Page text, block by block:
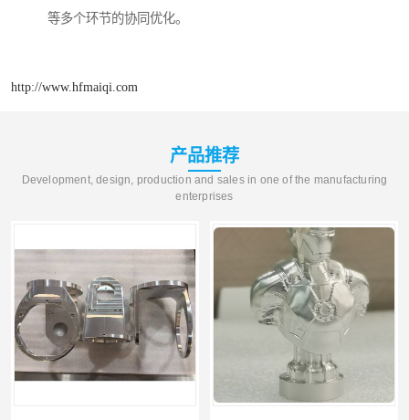
等多个环节的协同优化。
http://www.hfmaiqi.com
产品推荐
Development, design, production and sales in one of the manufacturing
enterprises